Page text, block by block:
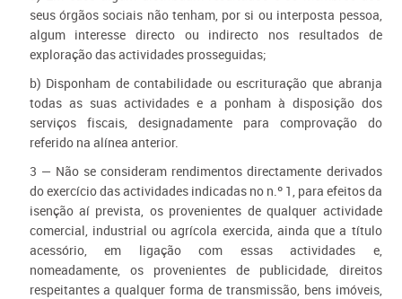
seus órgãos sociais não tenham, por si ou interposta pessoa,
algum interesse directo ou indirecto nos resultados de
exploração das actividades prosseguidas;
b) Disponham de contabilidade ou escrituração que abranja
todas as suas actividades e a ponham à disposição dos
serviços fiscais, designadamente para comprovação do
referido na alínea anterior.
3 — Não se consideram rendimentos directamente derivados
do exercício das actividades indicadas no n.º 1, para efeitos da
isenção aí prevista, os provenientes de qualquer actividade
comercial, industrial ou agrícola exercida, ainda que a título
acessório, em ligação com essas actividades e,
nomeadamente, os provenientes de publicidade, direitos
respeitantes a qualquer forma de transmissão, bens imóveis,